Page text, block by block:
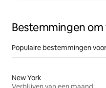
Bestemmingen
Populaire bestemmingen
New York